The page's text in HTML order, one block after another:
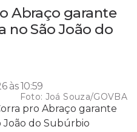
Abraço garante
no São João do
às 10:59
Foto: Joá Souza/GOVBA